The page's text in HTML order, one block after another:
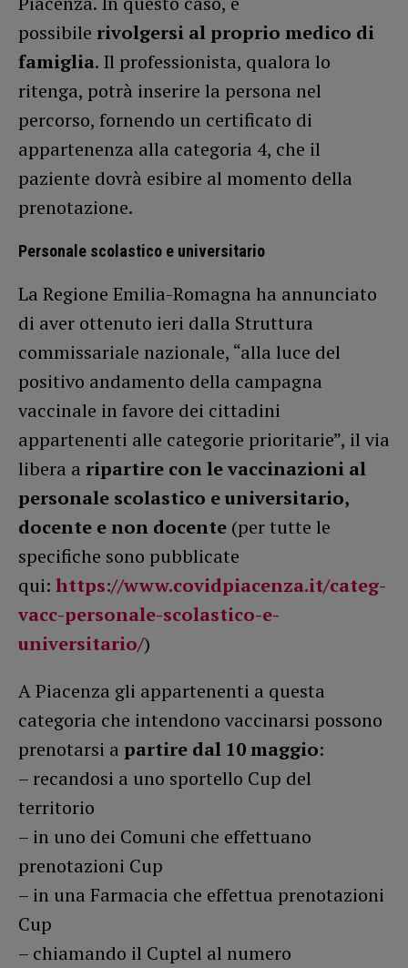
possibile rivolgersi al proprio medico di
famiglia. Il professionista, qualora lo
ritenga, potrà inserire la persona nel
percorso, fornendo un certificato di
appartenenza alla categoria 4, che il
paziente dovrà esibire al momento della
prenotazione.
Personale scolastico e universitario
La Regione Emilia-Romagna ha annunciato
di aver ottenuto ieri dalla Struttura
commissariale nazionale, “alla luce del
positivo andamento della campagna
vaccinale in favore dei cittadini
appartenenti alle categorie prioritarie”, il via
libera a ripartire con le vaccinazioni al
personale scolastico e universitario,
docente e non docente (per tutte le
specifiche sono pubblicate
qui: https://www.covidpiacenza.it/categ-
vacc-personale-scolastico-e-
universitario/)
A Piacenza gli appartenenti a questa
categoria che intendono vaccinarsi possono
prenotarsi a partire dal 10 maggio:
– recandosi a uno sportello Cup del
territorio
– in uno dei Comuni che effettuano
prenotazioni Cup
– in una Farmacia che effettua prenotazioni
Cup
– chiamando il Cuptel al numero